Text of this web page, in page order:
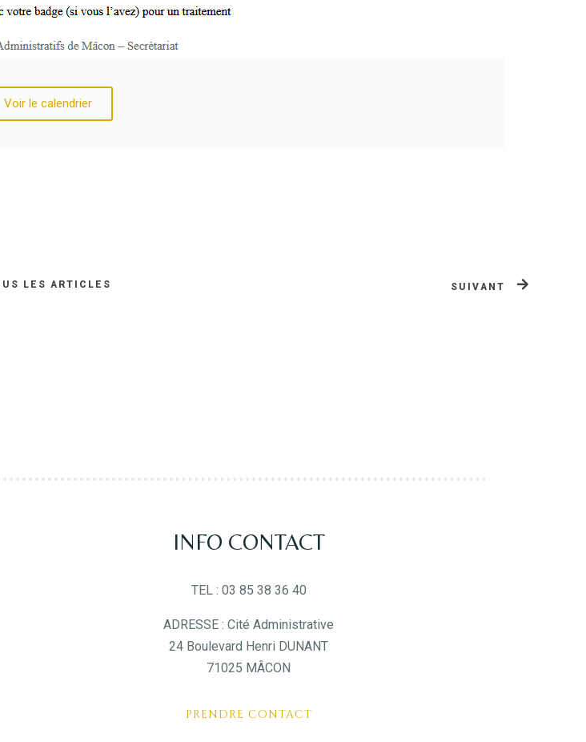
Voir le calendrier
LES ARTICLES SUIVANT
INFO CONTACT
TEL : 03 85 38 36 40
ADRESSE : Cité Administrative
24 Boulevard Henri DUNANT
71025 MÂCON
PRENDRE CONTACT
Reservation